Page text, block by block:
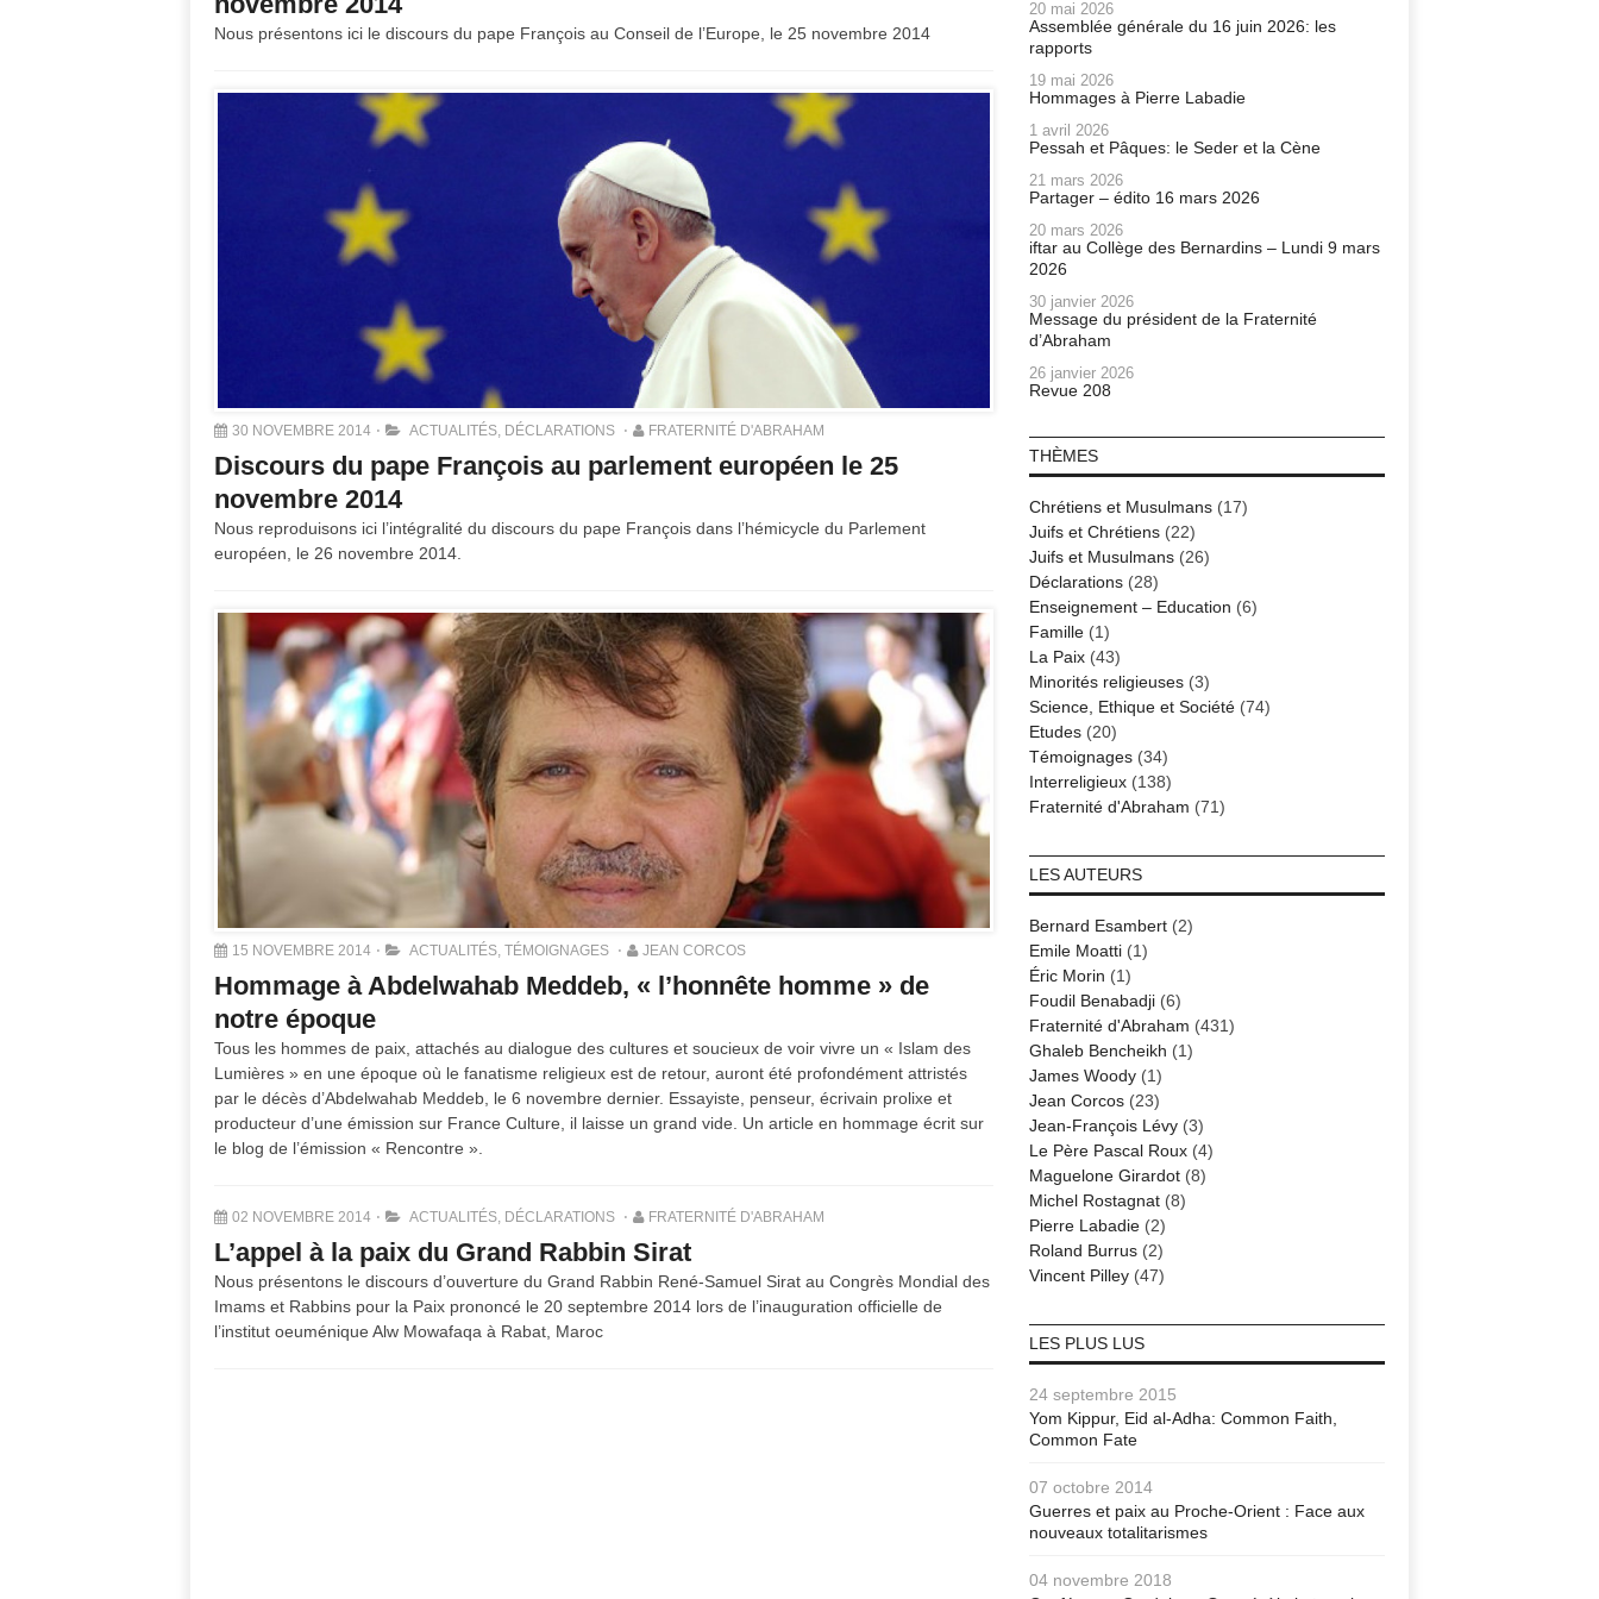
Nous présentons ici le discours du pape François au Conseil de l’Europe, le 25 novembre 2014
30 NOVEMBRE 2014 ACTUALITÉS, DÉCLARATIONS FRATERNITÉ D'ABRAHAM
Discours du pape François au parlement européen le 25
novembre 2014
Nous reproduisons ici l’intégralité du discours du pape François dans l’hémicycle du Parlement
européen, le 26 novembre 2014.
15 NOVEMBRE 2014 ACTUALITÉS TÉMOIGNAGES JEAN CORCOS
Hommage à Abdelwahab Meddeb, « l’honnête homme » de
notre époque
Tous les hommes de paix, attachés au dialogue des cultures et soucieux de voir vivre un « Islam des
Lumières » en une époque où le fanatisme religieux est de retour, auront été profondément attristés
par le décès d’Abdelwahab Meddeb, le 6 novembre dernier. Essayiste, penseur, écrivain prolixe et
producteur d’une émission sur France Culture, il laisse un grand vide. Un article en hommage écrit sur
le blog de l’émission « Rencontre ».
02 NOVEMBRE 2014 ACTUALITÉS DÉCLARATIONS FRATERNITÉ D'ABRAHAM
L’appel à la paix du Grand Rabbin Sirat
Nous présentons le discours d’ouverture du Grand Rabbin René-Samuel Sirat au Congrès Mondial des
Imams et Rabbins pour la Paix prononcé le 20 septembre 2014 lors de l’inauguration officielle de
l’institut oeuménique Alw Mowafaqa à Rabat, Maroc
20 mai 2026
Assemblée générale du 16 juin 2026: les
rapports
19 mai 2026
Hommages à Pierre Labadie
1 avril 2026
Pessah et Pâques: le Seder et la Cène
21 mars 2026
Partager – édito 16 mars 2026
20 mars 2026
iftar au Collège des Bernardins – Lundi 9 mars
2026
30 janvier 2026
Message du président de la Fraternité
d’Abraham
26 janvier 2026
Revue 208
THÈMES
Chrétiens et Musulmans(17)
Juifs et Chrétiens(22)
Juifs et Musulmans(26)
Déclarations(28)
Enseignement – Education (6)
Famille(1)
La Paix(43)
Minorités religieuses(3)
Science, Ethique et Société(74)
Etudes(20)
Témoignages(34)
Interreligieux(138)
Fraternité d'Abraham (71)
LES AUTEURS
Bernard Esambert(2)
Emile Moatti(1)
Éric Morin (1)
Foudil Benabadji(6)
Fraternité d'Abraham (431)
Ghaleb Bencheikh (1)
James Woody(1)
Jean Corcos(23)
Jean-François Lévy(3)
Le Père Pascal Roux(4)
Maguelone Girardot(8)
Michel Rostagnat(8)
Pierre Labadie(2)
Roland Burrus(2)
Vincent Pilley(47)
LES PLUS LUS
24 septembre 2015
Yom Kippur, Eid al-Adha: Common Faith,
Common Fate
07 octobre 2014
Guerres et paix au Proche-Orient : Face aux
nouveaux totalitarismes
04 novembre 2018